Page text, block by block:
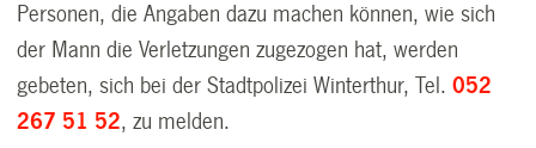
Personen, die Angaben dazu machen können, wie sich
der Mann die Verletzungen zugezogen hat, werden
gebeten, sich bei der Stadtpolizei Winterthur, Tel.052
267 51 52, zu melden.